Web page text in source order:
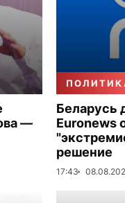
—
Беларусь
Euronews
решение
17:43